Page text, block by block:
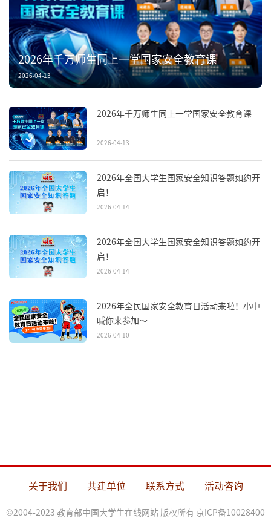
2026年千万师生同上一堂国家安全教育课
2026-04-13
2026年千万师生同上一堂国家安全教育课
2026-04-13
2026年全国大学生国家安全知识答题如约开
启！
2026-04-14
2026年全国大学生国家安全知识答题如约开
启！
2026-04-14
2026年全民国家安全教育日活动来啦！小中
喊你来参加～
2026-04-10
关于我们 共建单位 联系方式 活动咨询
©2004-2023 教育部中国大学生在线网站 版权所有 京ICP备10028400